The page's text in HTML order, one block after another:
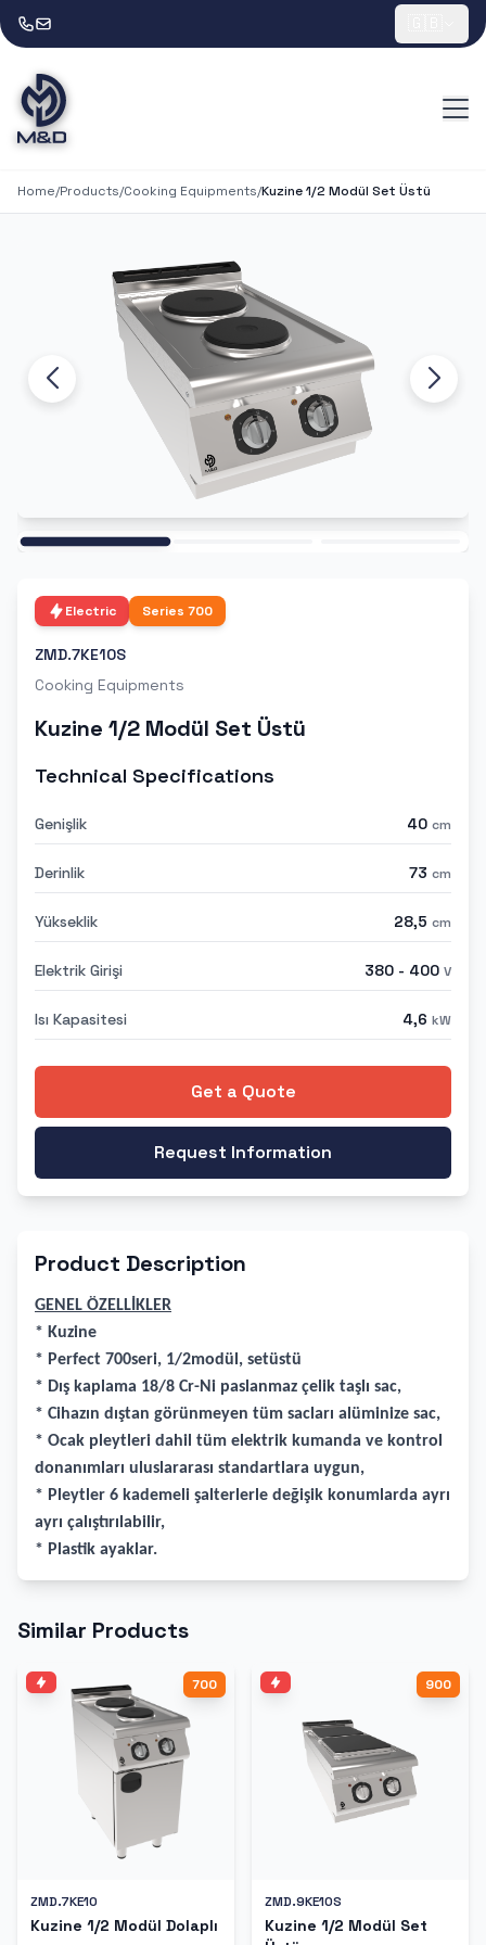
Home/Products/Cooking Equipments/Kuzine 1/2 Modül Set Üstü
Electric Series 700
ZMD.7KE10S
Cooking Equipments
Kuzine 1/2 Modül Set Üstü
Technical Specifications
Genişlik 40 cm
Derinlik 73 cm
Yükseklik 28,5 cm
Elektrik Girişi 380 - 400 V
Isı Kapasitesi 4,6 kW
Get a Quote
Request Information
Product Description
GENEL ÖZELLİKLER
* Kuzine
* Perfect 700seri, 1/2modül, setüstü
* Dış kaplama 18/8 Cr-Ni paslanmaz çelik taşlı sac,
* Cihazın dıştan görünmeyen tüm sacları alüminize sac,
* Ocak pleytleri dahil tüm elektrik kumanda ve kontrol
donanımları uluslararası standartlara uygun,
* Pleytler 6 kademeli şalterlerle değişik konumlarda ayrı
ayrı çalıştırılabilir,
* Plastik ayaklar.
Similar Products
700
ZMD.7KE10
Kuzine 1/2 Modül Dolaplı
900
ZMD.9KE10S
Kuzine 1/2 Modül Set